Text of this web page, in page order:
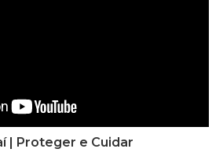
| Proteger e Cuidar